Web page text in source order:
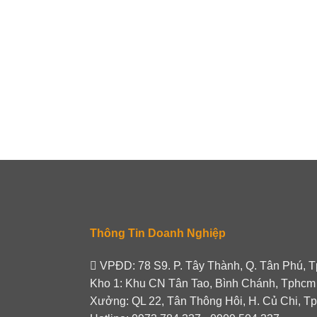
Thông Tin Doanh Nghiệp
VPĐD: 78 S9. P. Tây Thành, Q. Tân Phú,
Kho 1: Khu CN Tân Tao, Bình Chánh, Tphcm
Xưởng: QL 22, Tân Thông Hôi, H. Củ Chi,